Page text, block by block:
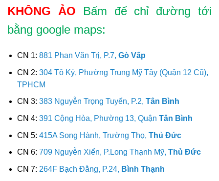
KHÔNG ẢO Bấm để chỉ đường tới
bằng google maps:
CN 1: 881 Phan Văn Trị, P.7, Gò Vấp
CN 2: 304 Tô Ký, Phường Trung Mỹ Tây (Quận 12 Cũ),
TPHCM
CN 3: 383 Nguyễn Trọng Tuyển, P.2, Tân Bình
CN 4: 391 Cộng Hòa, Phường 13, Quận Tân Bình
CN 5: 415A Song Hành, Trường Thọ, Thủ Đức
CN 6: 709 Nguyễn Xiển, P.Long Thạnh Mỹ, Thủ Đức
CN 7: 264F Bạch Đằng, P.24, Bình Thạnh